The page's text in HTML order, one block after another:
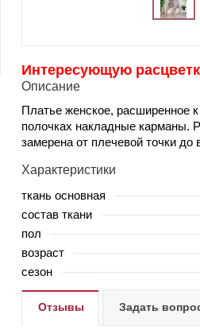
Интересующую
Описание
Платье женское, расширенное
полочках накладные карманы.
замерена от плечевой точки до
Характеристики
ткань основная
состав ткани
пол
возраст
сезон
Отзывы Задать